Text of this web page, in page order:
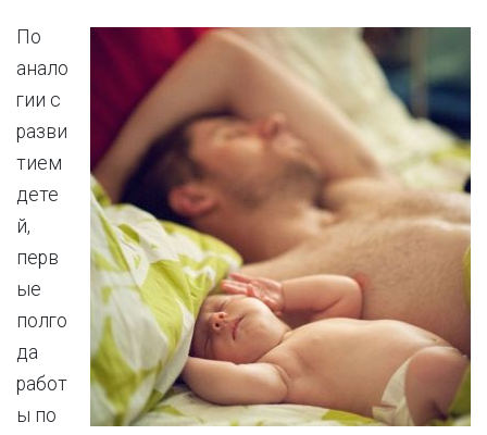
По
анало
гии с
разви
тием
дете
й,
перв
ые
полго
да
работ
ы по